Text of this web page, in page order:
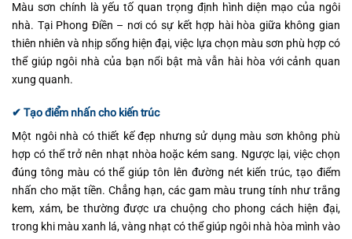
Màu sơn chính là yếu tố quan trọng định hình diện mạo của ngôi
nhà. Tại Phong Điền – nơi có sự kết hợp hài hòa giữa không gian
thiên nhiên và nhịp sống hiện đại, việc lựa chọn màu sơn phù hợp có
thể giúp ngôi nhà của bạn nổi bật mà vẫn hài hòa với cảnh quan
xung quanh.
✔ Tạo điểm nhấn cho kiến trúc
Một ngôi nhà có thiết kế đẹp nhưng sử dụng màu sơn không phù
hợp có thể trở nên nhạt nhòa hoặc kém sang. Ngược lại, việc chọn
đúng tông màu có thể giúp tôn lên đường nét kiến trúc, tạo điểm
nhấn cho mặt tiền. Chẳng hạn, các gam màu trung tính như trắng
kem, xám, be thường được ưa chuộng cho phong cách hiện đại,
trong khi màu xanh lá, vàng nhạt có thể giúp ngôi nhà hòa mình vào